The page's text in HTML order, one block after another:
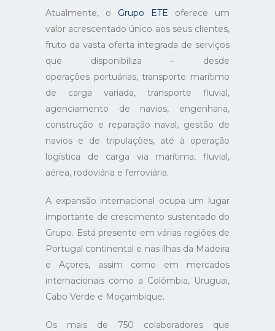
Atualmente, o Grupo ETE oferece um
valor acrescentado único aos seus clientes,
fruto da vasta oferta integrada de serviços
que disponibiliza – desde
operações portuárias, transporte marítimo
de carga variada, transporte fluvial,
agenciamento de navios, engenharia,
construção e reparação naval, gestão de
navios e de tripulações, até à operação
logística de carga via marítima, fluvial,
aérea, rodoviária e ferroviária.
A expansão internacional ocupa um lugar
importante de crescimento sustentado do
Grupo. Está presente em várias regiões de
Portugal continental e nas ilhas da Madeira
e Açores, assim como em mercados
internacionais como a Colômbia, Uruguai,
Cabo Verde e Moçambique.
Os mais de 750 colaboradores que